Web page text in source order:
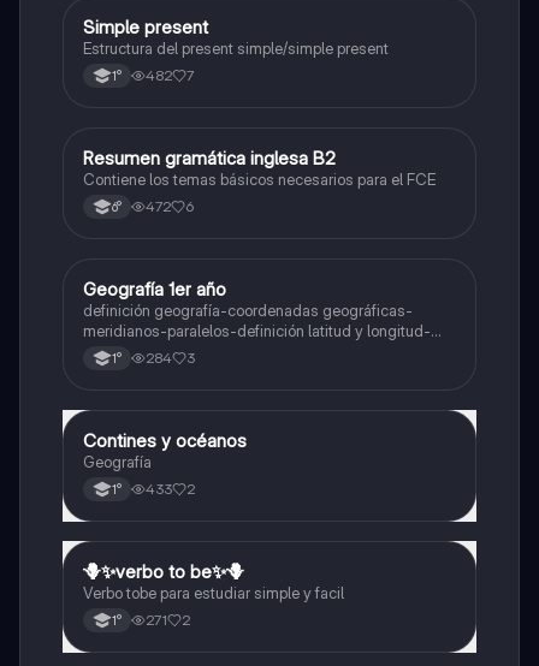
Inglés
Simple present
Estructura del present simple/simple present
1° 482 7
Inglés
Resumen gramática inglesa B2
Contiene los temas básicos necesarios para el FCE
6° 472 6
Geografía
Geografía 1er año
definición geografía-coordenadas geográficas-
meridianos-paralelos-definición latitud y longitud-
elementos del mapa-definición mapa-localización
relativa y absoluta
1° 284 3
Geografía
Contines y océanos
Geografía
1° 433 2
Inglés
🪻✨️verbo to be✨️🪻
Verbo tobe para estudiar simple y facil
1° 271 2